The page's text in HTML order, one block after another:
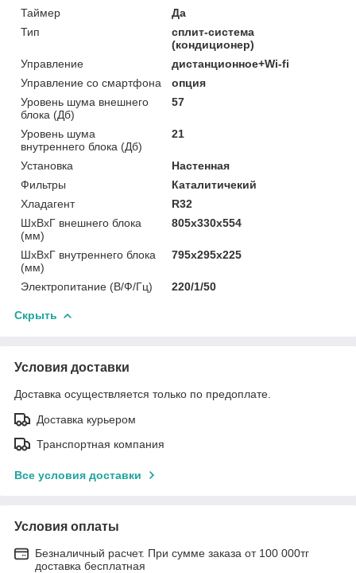
Таймер
Да
Тип
сплит-система
(кондиционер)
Управление
дистанционное+Wi-fi
Управление со смартфона
опция
Уровень шума внешнего
блока (Дб)
57
Уровень шума
внутреннего блока (Дб)
21
Установка
Настенная
Фильтры
Каталитичекий
Хладагент
R32
ШxВxГ внешнего блока
(мм)
805x330x554
ШxВxГ внутреннего блока
(мм)
795x295x225
Электропитание (В/Ф/Гц) 220/1/50
Скрыть
Условия доставки
Доставка осуществляется только по предоплате.
Доставка курьером
Транспортная компания
Все условия доставки
Условия оплаты
Безналичный расчет. При сумме заказа от 100 000тг
доставка бесплатная